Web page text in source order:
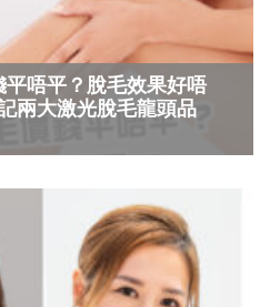
唔平？脫毛效果好唔
兩大激光脫毛龍頭品